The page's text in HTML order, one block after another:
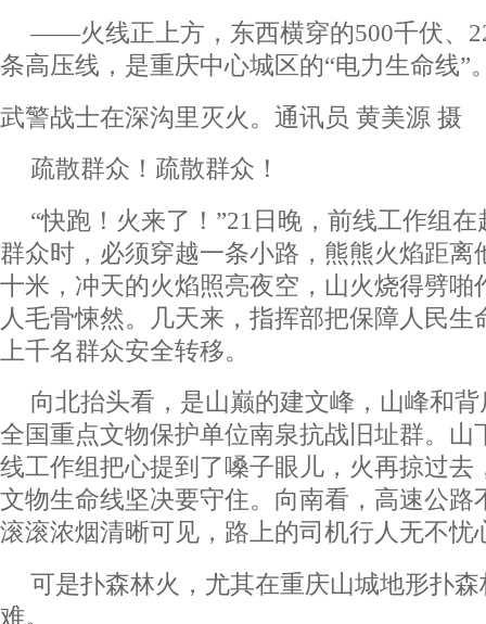
——火线正上方，东西横穿的500千伏、
条高压线，是重庆中心城区的“电力生命线”
武警战士在深沟里灭火。通讯员 黄美源 摄
疏散群众！疏散群众！
“快跑！火来了！”21日晚，前线工作组
群众时，必须穿越一条小路，熊熊火焰距离
十米，冲天的火焰照亮夜空，山火烧得劈啪
人毛骨悚然。几天来，指挥部把保障人民生
上千名群众安全转移。
向北抬头看，是山巅的建文峰，山峰和
全国重点文物保护单位南泉抗战旧址群。山
线工作组把心提到了嗓子眼儿，火再掠过去
文物生命线坚决要守住。向南看，高速公路
滚滚浓烟清晰可见，路上的司机行人无不忧
可是扑森林火，尤其在重庆山城地形扑
难。